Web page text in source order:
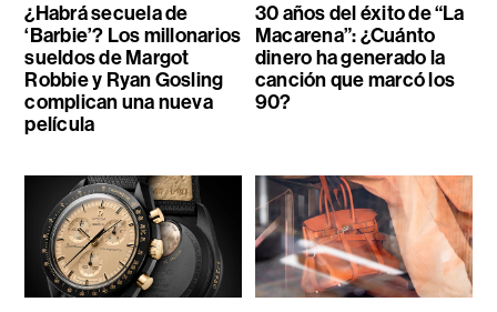
¿Habrá secuela de
‘Barbie’? Los millonarios
sueldos de Margot
Robbie y Ryan Gosling
complican una nueva
película
30 años del éxito de “La
Macarena”: ¿Cuánto
dinero ha generado la
canción que marcó los
90?